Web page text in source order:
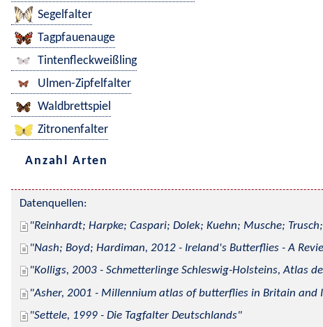
Segelfalter
Tagpfauenauge
Tintenfleckweißling
Ulmen-Zipfelfalter
Waldbrettspiel
Zitronenfalter
Anzahl Arten
Datenquellen:
Reinhardt; Harpke; Caspari; Dolek; Kuehn; Musche;
Nash; Boyd; Hardiman, 2012 - Ireland's Butterflies - A
Kolligs, 2003 - Schmetterlinge Schleswig-Holsteins, Atlas
Asher, 2001 - Millennium atlas of butterflies in Britain and
Settele, 1999 - Die Tagfalter Deutschlands